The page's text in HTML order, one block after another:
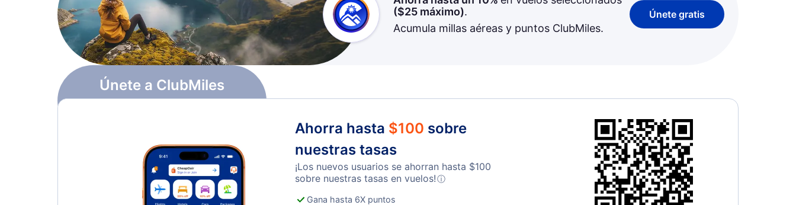
Únete a ClubMiles
($25máximo).
Acumula millas aéreas y puntos ClubMiles.
Únete gratis
Ahorra hasta $100 sobre
nuestras tasas
¡Los nuevos usuarios se ahorran hasta $100
sobre nuestras tasas en vuelos!ⓘ
Gana hasta 6X puntos